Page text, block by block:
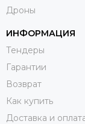
Дроны
ИНФОРМАЦИЯ
Тендеры
Гарантии
Возврат
Как купить
Доставка и